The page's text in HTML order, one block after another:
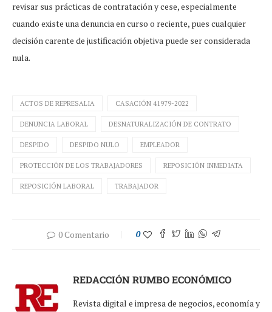
revisar sus prácticas de contratación y cese, especialmente
cuando existe una denuncia en curso o reciente, pues cualquier
decisión carente de justificación objetiva puede ser considerada
nula.
ACTOS DE REPRESALIA CASACIÓN 41979-2022
DENUNCIA LABORAL DESNATURALIZACIÓN DE CONTRATO
DESPIDO DESPIDO NULO EMPLEADOR
PROTECCIÓN DE LOS TRABAJADORES REPOSICIÓN INMEDIATA
REPOSICIÓN LABORAL TRABAJADOR
0 Comentario 0
REDACCIÓN RUMBO ECONÓMICO
Revista digital e impresa de negocios, economía y